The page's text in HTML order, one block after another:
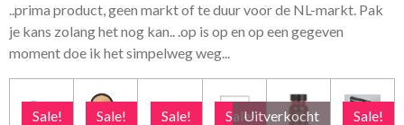
..prima product, geen markt of te duur voor de NL-markt. Pak
je kans zolang het nog kan.. .op is op en op een gegeven
moment doe ik het simpelweg weg...
Sale! Sale! Sale! Sale!Uitverkocht Sale!